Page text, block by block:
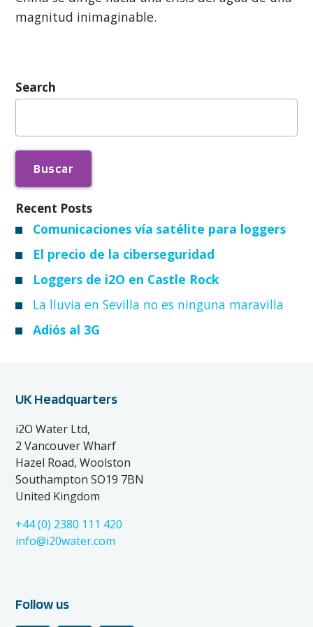
magnitud inimaginable.
Search
Buscar:
Recent Posts
Comunicaciones vía satélite para loggers
El precio de la ciberseguridad
Loggers de i2O en Castle Rock
La lluvia en Sevilla no es ninguna maravilla
Adiós al 3G
UK Headquarters
i2O Water Ltd,
2 Vancouver Wharf
Hazel Road, Woolston
Southampton SO19 7BN
United Kingdom
+44 (0) 2380 111 420
info@i20water.com
Follow us